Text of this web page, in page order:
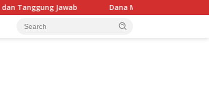
Dana Media Belum Terbayarkan, Kadis